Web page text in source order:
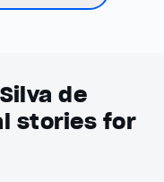
de
stories for